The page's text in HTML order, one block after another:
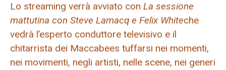
Lo streaming verrà avviato con La sessione
mattutina con Steve Lamacq e Felix Whiteche
vedrà l’esperto conduttore televisivo e il
chitarrista dei Maccabees tuffarsi nei momenti,
nei movimenti, negli artisti, nelle scene, nei generi